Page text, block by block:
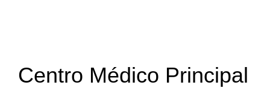
Centro Médico Principal